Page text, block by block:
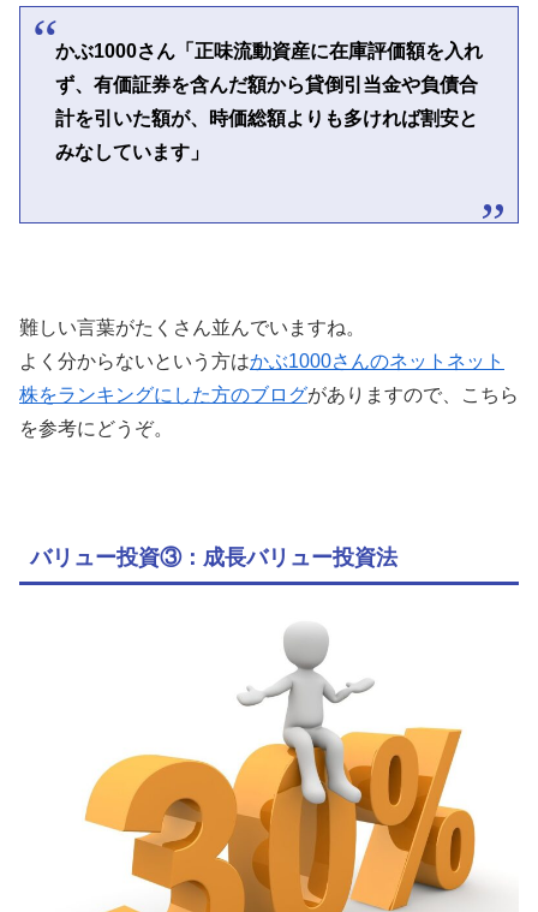
かぶ1000さん「正味流動資産に在庫評価額を入れ
ず、有価証券を含んだ額から貸倒引当金や負債合
計を引いた額が、時価総額よりも多ければ割安と
みなしています」
難しい言葉がたくさん並んでいますね。
よく分からないという方はかぶ1000さんのネットネット
株をランキングにした方のブログがありますので、こちら
を参考にどうぞ。
バリュー投資③：成長バリュー投資法